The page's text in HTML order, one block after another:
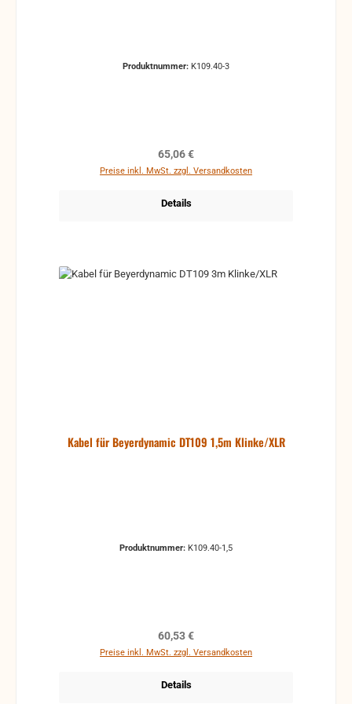
Produktnummer: K109.40-3
Regulärer Preis:
65,06 €
Preise inkl. MwSt. zzgl. Versandkosten
Details
Kabel für Beyerdynamic DT109 1,5m Klinke/XLR
Produktnummer: K109.40-1,5
Regulärer Preis:
60,53 €
Preise inkl. MwSt. zzgl. Versandkosten
Details